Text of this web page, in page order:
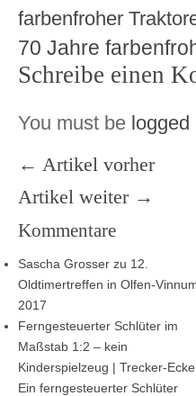
70 Jahre
Schreibe einen
You must be logged
← Artikel vorher
Artikel weiter →
Kommentare
Sascha Grosser zu 12.
Oldtimertreffen in Olfen-
2017
Ferngesteuerter Schlüter im
Maßstab 1:2 – kein
Kinderspielzeug | Trecker-Ecke
Ein ferngesteuerter Schlüter